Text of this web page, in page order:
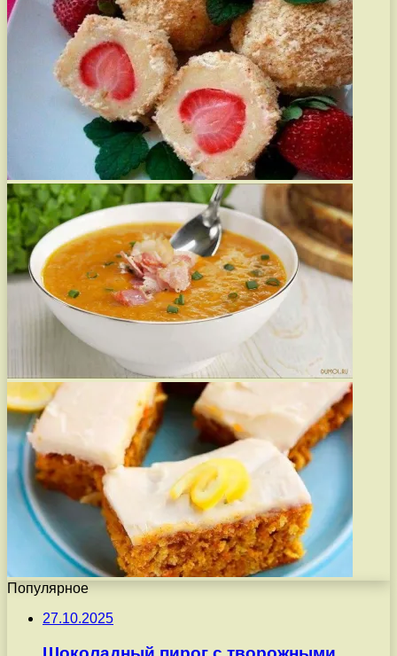
Популярное
27.10.2025